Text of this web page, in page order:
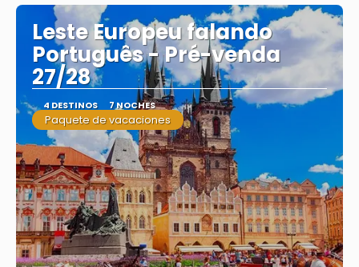
Leste Europeu falando
Português - Pré-venda
27/28
4 DESTINOS 7 NOCHES
Paquete de vacaciones